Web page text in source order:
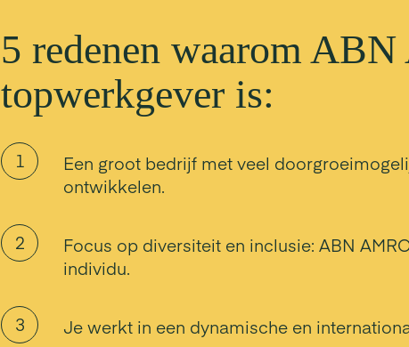
5 redenen waarom
topwerkgever is:
Een groot bedrijf met veel
ontwikkelen.
Focus op diversiteit en inclusie: ABN
individu.
Je werkt in een dynamische en